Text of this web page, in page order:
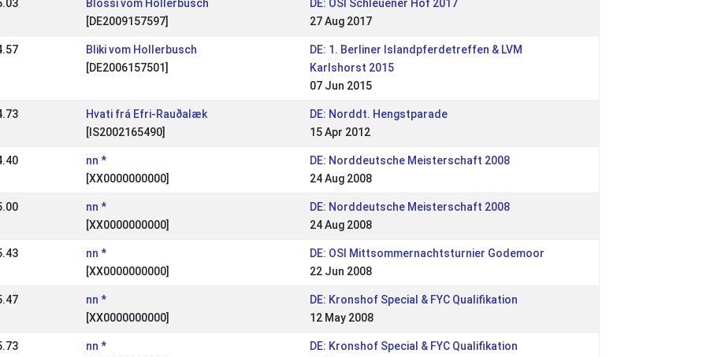
Blossi vom Hollerbusch
[DE2009157597]
DE: OSI Schleuener Hof 2017
27 Aug 2017
Bliki vom Hollerbusch
[DE2006157501]
DE: 1. Berliner Islandpferdetreffen & LVM
Karlshorst 2015
07 Jun 2015
Hvati frá Efri-Rauðalæk
[IS2002165490]
DE: Norddt. Hengstparade
15 Apr 2012
nn *
[XX0000000000]
DE: Norddeutsche Meisterschaft 2008
24 Aug 2008
nn *
[XX0000000000]
DE: Norddeutsche Meisterschaft 2008
24 Aug 2008
nn *
[XX0000000000]
DE: OSI Mittsommernachtsturnier Godemoor
22 Jun 2008
nn *
[XX0000000000]
DE: Kronshof Special & FYC Qualifikation
12 May 2008
nn *
DE: Kronshof Special & FYC Qualifikation